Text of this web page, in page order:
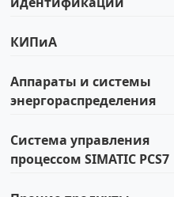
КИПиА
Аппараты и системы
энергораспределения
Система управления
процессом SIMATIC PCS7